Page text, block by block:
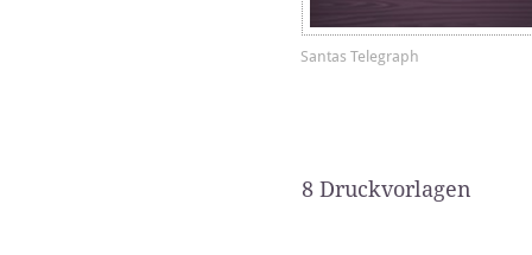
Santas Telegraph
8 Druckvorlagen